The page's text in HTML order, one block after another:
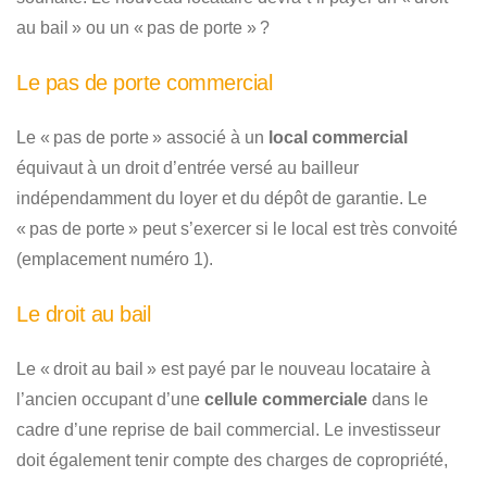
au bail » ou un « pas de porte » ?
Le pas de porte commercial
Le « pas de porte » associé à un local commercial
équivaut à un droit d’entrée versé au bailleur
indépendamment du loyer et du dépôt de garantie. Le
« pas de porte » peut s’exercer si le local est très convoité
(emplacement numéro 1).
Le droit au bail
Le « droit au bail » est payé par le nouveau locataire à
l’ancien occupant d’une cellule commerciale dans le
cadre d’une reprise de bail commercial. Le investisseur
doit également tenir compte des charges de copropriété,